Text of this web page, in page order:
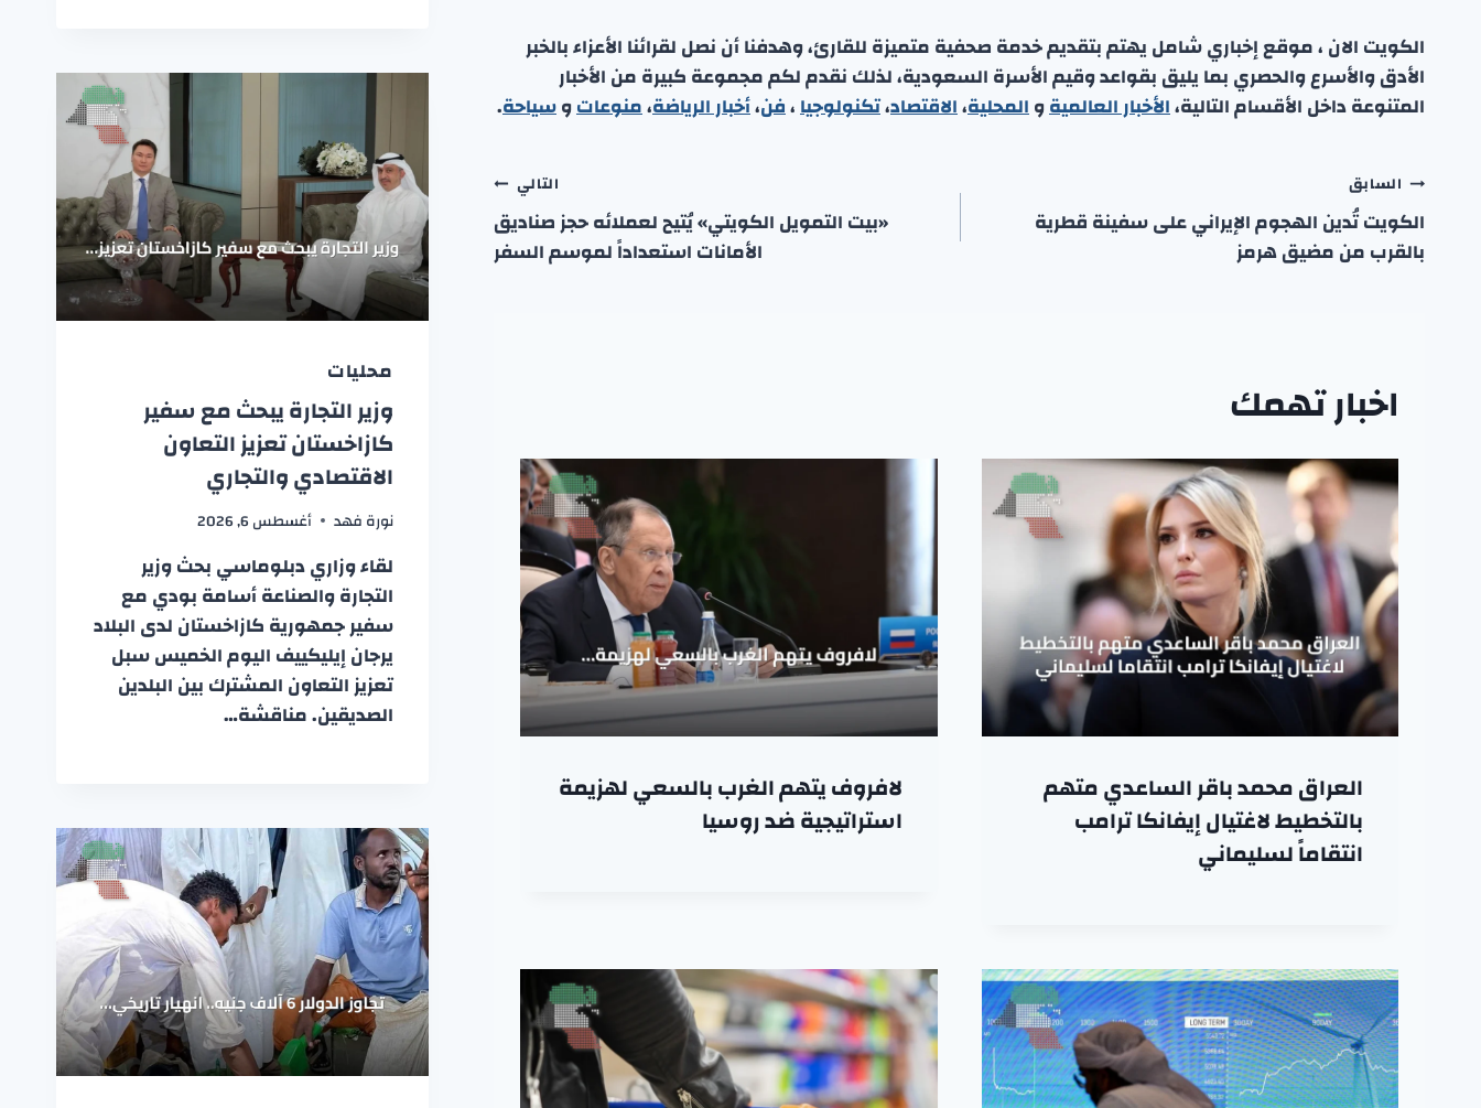
الكويت الان ، موقع إخباري شامل يهتم بتقديم خدمة صحفية متميزة للقارئ، وهدفنا أن نصل لقرائنا الأعزاء بالخبر
الأدق والأسرع والحصري بما يليق بقواعد وقيم الأسرة السعودية، لذلك نقدم لكم مجموعة كبيرة من الأخبار
المتنوعة داخل الأقسام التالية،الأخبار العالميةوالمحلية،الاقتصاد،تكنولوجيا،فن،أخبار الرياضة،منوعاتوسياحة.
تصفّح
المقالات
السابق
الكويت تُدين الهجوم الإيراني على سفينة قطرية
بالقرب من مضيق هرمز
التالي
«بيت التمويل الكويتي» يُتيح لعملائه حجز صناديق
الأمانات استعداداً لموسم السفر
اخبار تهمك
العراق محمد باقر الساعدي متهم
بالتخطيط لاغتيال إيفانكا ترامب
انتقاماً لسليماني
لافروف يتهم الغرب بالسعي لهزيمة
استراتيجية ضد روسيا
محليات
وزير التجارة يبحث مع سفير
كازاخستان تعزيز التعاون
الاقتصادي والتجاري
نورة فهد أغسطس 6, 2026
لقاء وزاري دبلوماسي بحث وزير
التجارة والصناعة أسامة بودي مع
سفير جمهورية كازاخستان لدى البلاد
يرجان إيليكييف اليوم الخميس سبل
تعزيز التعاون المشترك بين البلدين
الصديقين. مناقشة…